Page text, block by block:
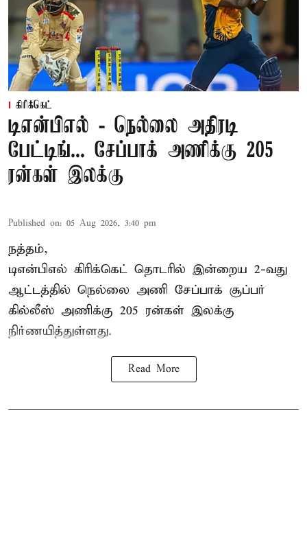
கிரிக்கெட்
டிஎன்பிஎல் - நெல்லை அதிரடி
பேட்டிங்... சேப்பாக் அணிக்கு 205
ரன்கள் இலக்கு
Published on: 05 Aug 2026, 3:40 pm
நத்தம்,
டிஎன்பிஎல் கிரிக்கெட் தொடரில் இன்றைய 2-வது
ஆட்டத்தில் நெல்லை அணி சேப்பாக் சூப்பர்
கில்லீஸ் அணிக்கு 205 ரன்கள் இலக்கு
நிர்ணயித்துள்ளது.
Read More